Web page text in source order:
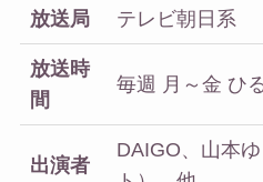
放送局 テレビ朝日系
放送時
間
毎週 月～金 ひ
出演者
DAIGO、山本